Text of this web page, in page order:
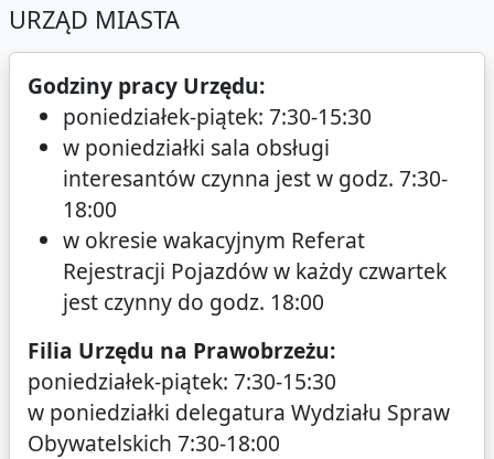
URZĄD MIASTA
Godziny pracy Urzędu:
poniedziałek-piątek: 7:30-15:30
w poniedziałki sala obsługi
interesantów czynna jest w godz. 7:30-
18:00
w okresie wakacyjnym Referat
Rejestracji Pojazdów w każdy czwartek
jest czynny do godz. 18:00
Filia Urzędu na Prawobrzeżu:
poniedziałek-piątek: 7:30-15:30
w poniedziałki delegatura Wydziału Spraw
Obywatelskich 7:30-18:00